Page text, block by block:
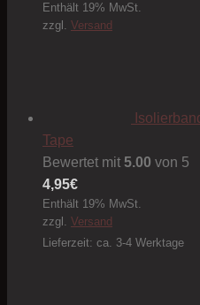
Enthält 19% MwSt.
zzgl. Versand
Tape
Bewertet mit 5.00 von 5
4,95€
Enthält 19% MwSt.
zzgl. Versand
Lieferzeit: ca. 3-4 Werktage